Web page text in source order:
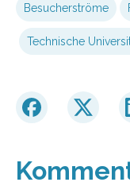
Besucherströme
Technische